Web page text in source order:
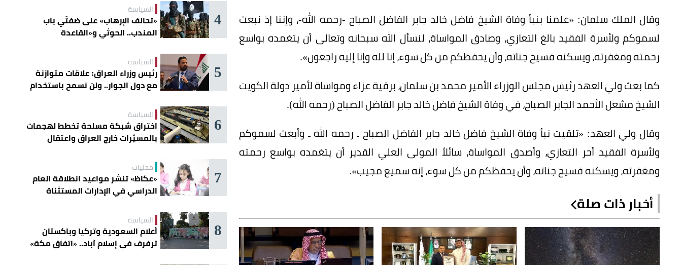
وقال الملك سلمان: «علمنا بنبأ وفاة الشيخ فاضل خالد جابر الفاضل الصباح -رحمه الله-، وإننا إذ نبعث
لسموكم ولأسرة الفقيد بالغ التعازي، وصادق المواساة، لنسأل الله سبحانه وتعالى أن يتغمده بواسع
رحمته ومغفرته، ويسكنه فسيح جناته، وأن يحفظكم من كل سوء، إنا لله وإنا إليه راجعون».
كما بعث ولي العهد رئيس مجلس الوزراء الأمير محمد بن سلمان، برقية عزاء ومواساة لأمير دولة الكويت
الشيخ مشعل الأحمد الجابر الصباح، في وفاة الشيخ فاضل خالد جابر الفاضل الصباح (رحمه الله).
وقال ولي العهد: «تلقيت نبأ وفاة الشيخ فاضل خالد جابر الفاضل الصباح ـ رحمه الله ـ وأبعث لسموكم
ولأسرة الفقيد أحر التعازي، وأصدق المواساة، سائلاً المولى العلي القدير أن يتغمده بواسع رحمته
ومغفرته، ويسكنه فسيح جناته، وأن يحفظكم من كل سوء، إنه سميع مجيب».
أخبار ذات صلة
4 السياسة
«تحالف الإرهاب» على ضفتَي باب
المندب.. الحوثي و«القاعدة
5 السياسة
رئيس وزراء العراق: علاقات متوازنة
مع دول الجوار.. ولن نسمح باستخدام
6 السياسة
اختراق شبكة مسلحة تخطط لهجمات
بالمسيّرات خارج العراق واعتقال
7 محليات
«عكاظ» تنشر مواعيد انطلاقة العام
الدراسي في الإدارات المستثناة
8 السياسة
أعلام السعودية وتركيا وباكستان
ترفرف في إسلام آباد.. «اتفاق مكة»